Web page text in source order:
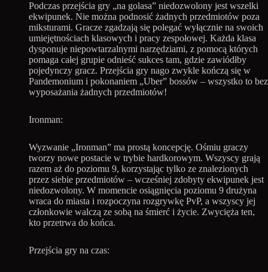
Podczas przejścia gry „na golasa” niedozwolony jest wszelki
ekwipunek. Nie można podnosić żadnych przedmiotów poza
miksturami. Gracze zgadzają się polegać wyłącznie na swoich
umiejętnościach klasowych i pracy zespołowej. Każda klasa
dysponuje niepowtarzalnymi narzędziami, z pomocą których
pomaga całej grupie odnieść sukces tam, gdzie zawiódłby
pojedynczy gracz. Przejścia gry nago zwykle kończą się w
Pandemonium i pokonaniem „Uber” bossów – wszystko to bez
wyposażania żadnych przedmiotów!
Ironman:
Wyzwanie „Ironman” ma prostą koncepcję. Ośmiu graczy
tworzy nowe postacie w trybie hardkorowym. Wszyscy grają
razem aż do poziomu 9, korzystając tylko ze znalezionych
przez siebie przedmiotów – wcześniej zdobyty ekwipunek jest
niedozwolony. W momencie osiągnięcia poziomu 9 drużyna
wraca do miasta i rozpoczyna rozgrywkę PvP, a wszyscy jej
członkowie walczą ze sobą na śmierć i życie. Zwycięża ten,
kto przetrwa do końca.
Przejścia gry na czas: